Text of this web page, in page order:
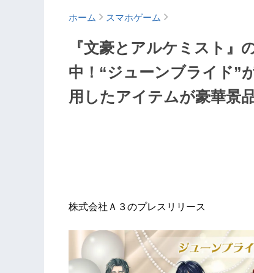
ホーム スマホゲーム
『文豪とアルケミスト』
中！“ジューンブライド”
用したアイテムが豪華景
株式会社Ａ３のプレスリリース